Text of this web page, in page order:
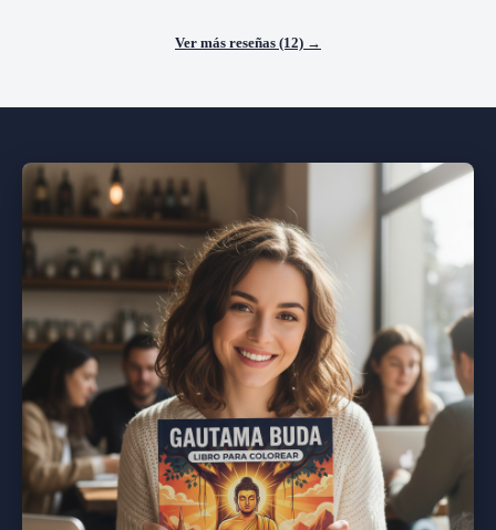
Ver más reseñas (12) →